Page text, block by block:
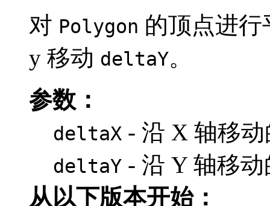
对 Polygon 的顶点进
y 移动 deltaY。
参数：
deltaX - 沿 X 轴移
deltaY - 沿 Y 轴移
从以下版本开始：